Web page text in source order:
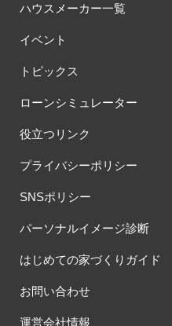
ハウスメーカー一覧
イベント
トピックス
ローンシミュレーター
役立つリンク
プライバシーポリシー
SNSポリシー
パーソナルイメージ診断
はじめての家づくりガイド
お問い合わせ
運営会社情報